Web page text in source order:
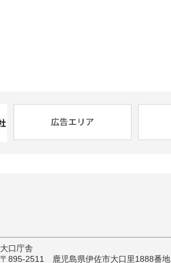
大口庁舎
〒895-2511 鹿児島県伊佐市大口里1888番地